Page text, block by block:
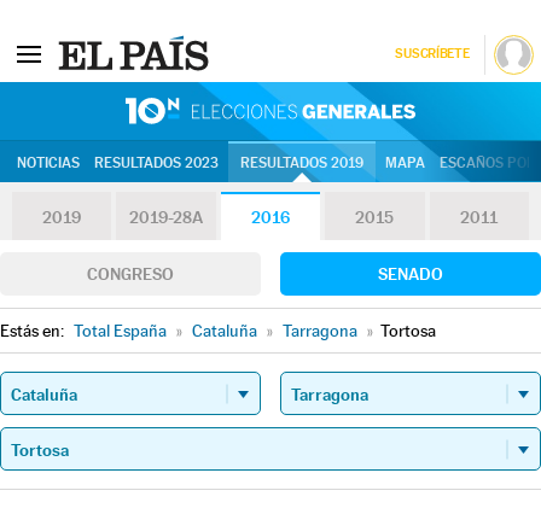
SUSCRÍBETE
NOTICIAS RESULTADOS 2023 RESULTADOS 2019 MAPA ESCAÑOS
2019 2019-28A 2016 2015 2011
CONGRESO SENADO
Estás en: Total España » Cataluña » Tarragona » Tortosa